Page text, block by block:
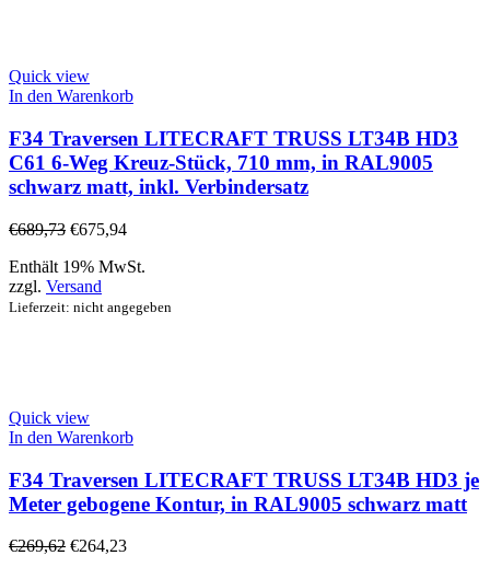
Quick view
In den Warenkorb
F34 Traversen LITECRAFT TRUSS LT34B HD3
C61 6-Weg Kreuz-Stück, 710 mm, in RAL9005
schwarz matt, inkl. Verbindersatz
€689,73 €675,94
Enthält 19% MwSt.
zzgl. Versand
Lieferzeit: nicht angegeben
Quick view
In den Warenkorb
F34 Traversen LITECRAFT TRUSS LT34B HD3 je
Meter gebogene Kontur, in RAL9005 schwarz matt
€269,62 €264,23